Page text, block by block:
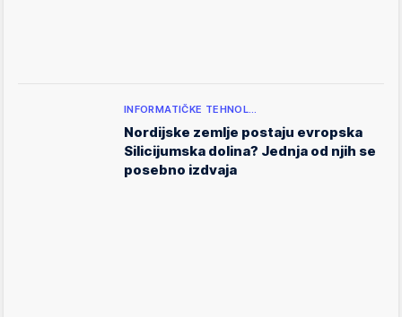
INFORMATIČKE TEHNOL…
Nordijske zemlje postaju evropska
Silicijumska dolina? Jednja od njih se
posebno izdvaja